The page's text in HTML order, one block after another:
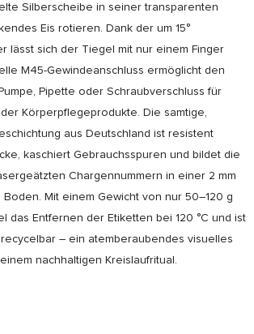
Silberscheibe in seiner transparenten
Eis rotieren. Dank der um 15°
lässt sich der Tiegel mit nur einem Finger
M45-Gewindeanschluss ermöglicht den
Pipette oder Schraubverschluss für
Körperpflegeprodukte. Die samtige,
aus Deutschland ist resistent
kaschiert Gebrauchsspuren und bildet die
Chargennummern in einer 2 mm
Mit einem Gewicht von nur 50–120 g
das Entfernen der Etiketten bei 120 °C und ist
– ein atemberaubendes visuelles
nachhaltigen Kreislaufritual.